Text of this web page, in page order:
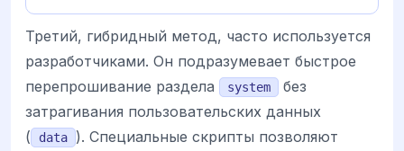
Третий, гибридный метод, часто используется
разработчиками. Он подразумевает быстрое
перепрошивание раздела
system
без
затрагивания пользовательских данных
(
data
). Специальные скрипты позволяют